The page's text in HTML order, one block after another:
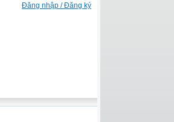
Đăng nhập / Đăng ký